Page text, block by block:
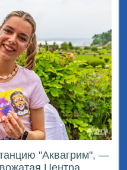
"Аквагрим", —